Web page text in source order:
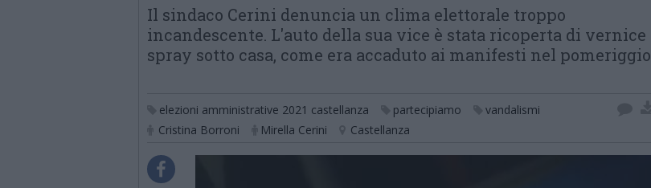
Il sindaco Cerini denuncia un clima elettorale troppo
incandescente. L'auto della sua vice è stata ricoperta di vernice
spray sotto casa, come era accaduto ai manifesti nel pomeriggio
elezioni amministrative 2021 castellanza partecipiamo
vandalismi
Cristina Borroni
Mirella Cerini Castellanza